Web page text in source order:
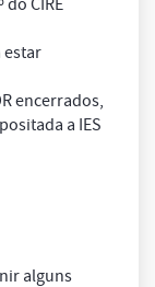
estar
encerrados,
a IES
alguns